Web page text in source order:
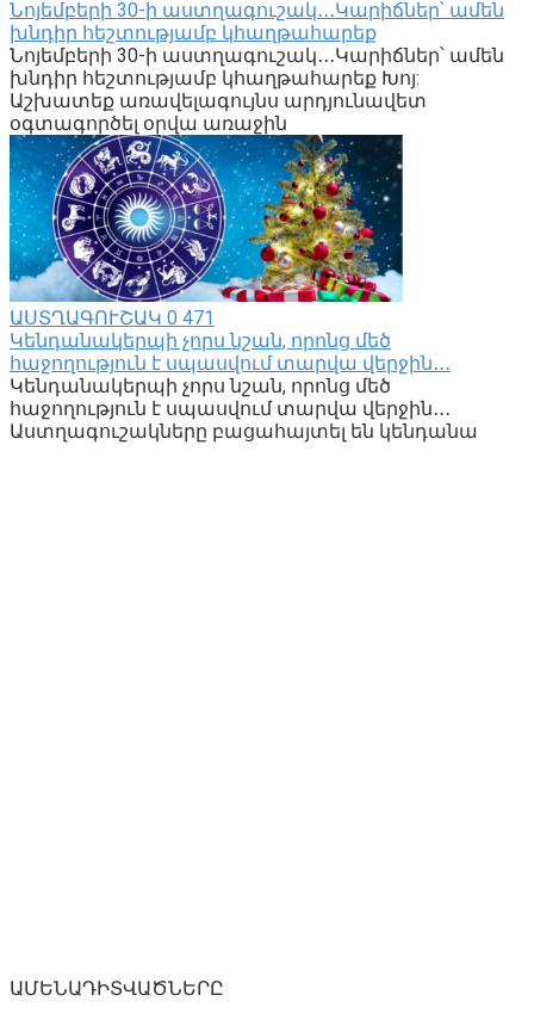
Նոյեմբերի 30-ի աստղագուշակ․․․Կարիճներ՝ ամեն
խնդիր հեշտությամբ կհաղթահարեք
Նոյեմբերի 30-ի աստղագուշակ․․․Կարիճներ՝ ամեն
խնդիր հեշտությամբ կհաղթահարեք Խոյ:
Աշխատեք առավելագույնս արդյունավետ
օգտագործել օրվա առաջին
ԱՍՏՂԱԳՈՒՇԱԿ 0 471
Կենդանակերպի չորս նշան, որոնց մեծ
հաջողություն է սպասվում տարվա վերջին․․․
Կենդանակերպի չորս նշան, որոնց մեծ
հաջողություն է սպասվում տարվա վերջին․․․
Աստղագուշակները բացահայտել են կենդանա
ԱՄԵՆԱԴԻՏՎԱԾՆԵՐԸ